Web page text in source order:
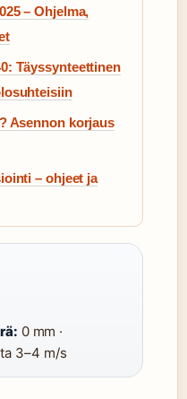
– Ohjelma,
Täyssynteettinen
Asennon korjaus
– ohjeet ja
0 mm ·
3–4 m/s